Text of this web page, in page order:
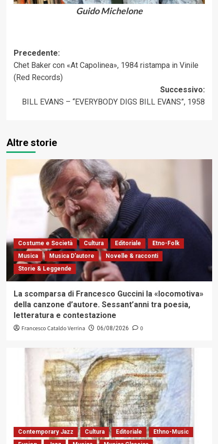
Guido Michelone
Navigazione
articolo
Precedente:
Chet Baker con «At Capolinea», 1984 ristampa in Vinile
(Red Records)
Successivo:
BILL EVANS – “EVERYBODY DIGS BILL EVANS”, 1958
Altre storie
Costume e Società Cultura Editoriale
Etno-Folk
Musica
Musica D'autore
Novelle & racconti
Storie & Leggende
La scomparsa di Francesco Guccini la «locomotiva»
della canzone d’autore. Sessant’anni tra poesia,
letteratura e contestazione
Francesco Cataldo Verrina 06/08/2026 0
Contemporary Jazz Cultura Editoriale
Ethno-Music